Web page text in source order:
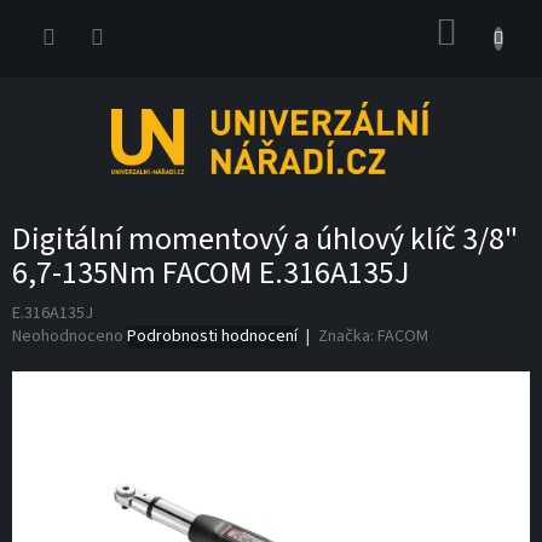
Digitální momentový a úhlový klíč 3/8"
6,7-135Nm FACOM E.316A135J
E.316A135J
Průměrné
Neohodnoceno Podrobnosti hodnocení Značka: FACOM